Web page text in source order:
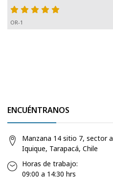
OR-1
ENCUÉNTRANOS
Manzana 14 sitio 7, sector
Iquique, Tarapacá, Chile
Horas de trabajo:
09:00 a 14:30 hrs